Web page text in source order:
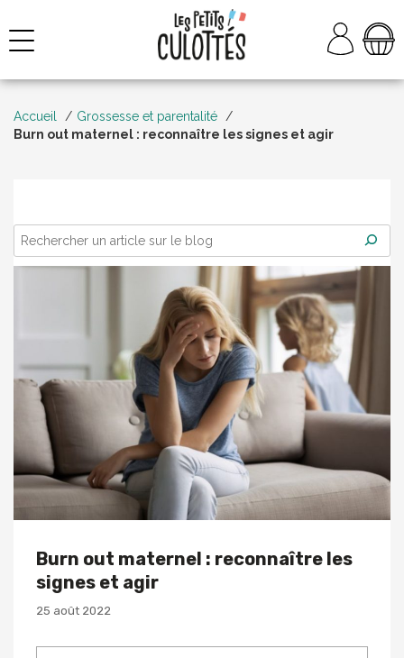
contenu
NAVIGATION
Accueil
Grossesse et parentalité
Burn out maternel : reconnaître les signes et agir
Burn out maternel : reconnaître les
signes et agir
25 août 2022